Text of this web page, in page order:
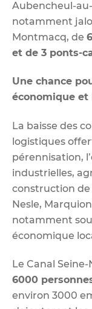
Aubencheul-
notamment
Montmacq, de
et de 3 ponts-
Une chance
économique et
La baisse des
logistiques
pérennisation,
industrielles,
construction
Nesle,
notamment
économique
Le Canal
6000
environ 3000